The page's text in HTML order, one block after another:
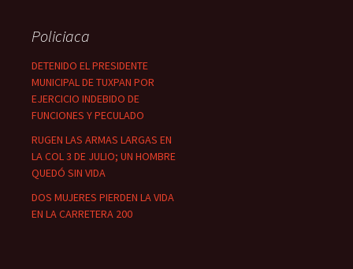
Policiaca
DETENIDO EL PRESIDENTE
MUNICIPAL DE TUXPAN POR
EJERCICIO INDEBIDO DE
FUNCIONES Y PECULADO
RUGEN LAS ARMAS LARGAS EN
LA COL 3 DE JULIO; UN HOMBRE
QUEDÓ SIN VIDA
DOS MUJERES PIERDEN LA VIDA
EN LA CARRETERA 200